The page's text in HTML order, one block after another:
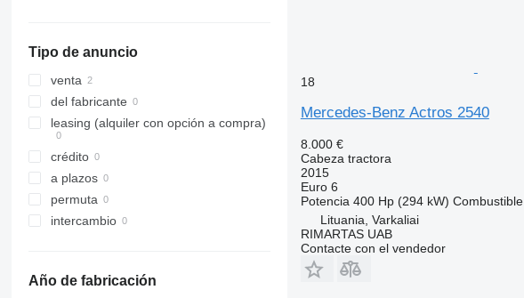
Actros 2036
Actros 2040
Actros 2043
Actros 2044
Actros 2046
Actros 2442
Actros 2443
Actros 2445
Actros 2542
Arocs 3358
Tipo de anuncio
venta
del fabricante
leasing (alquiler con opción a compra)
crédito
a plazos
permuta
intercambio
Año de fabricación
18
Mercedes-Benz Actros 2540
8.000 €
Cabeza tractora
2015
Euro 6
Potencia 400 Hp (294 kW) Combustible
Lituania, Varkaliai
RIMARTAS UAB
Contacte con el vendedor